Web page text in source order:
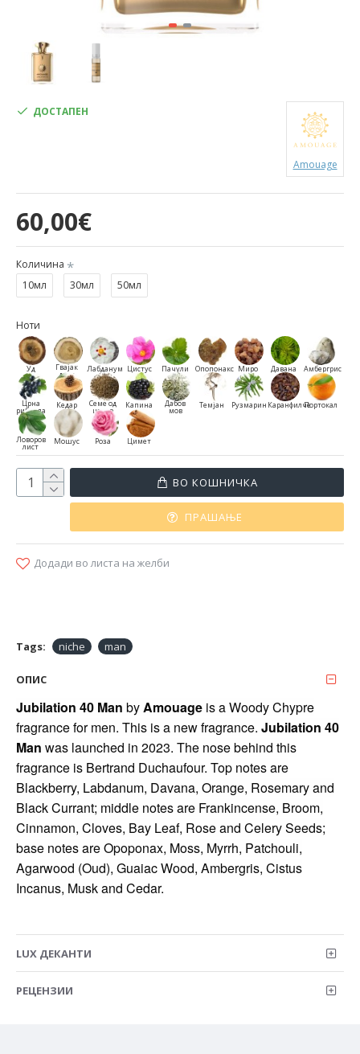
60,00€
ДОСТАПЕН
Amouage
Количина
10мл
30мл 50мл
Ноти
Уд Гвајак
дрво
Лабданум Цистус Пачули Опопонакс Миро Давана Амбергрис
Црна
рибизла
Кедар Семе од
целер
Капина Дабов
мов
Темјан Рузмарин КаранфилчеПортокал
Ловоров
лист
Мошус Роза Цимет
ВО КОШНИЧКА
ПРАШАЊЕ
Додади во листа на желби
Tags: niche man
ОПИС
Jubilation 40 Man byAmouage is a Woody Chypre
fragrance for men. This is a new fragrance. Jubilation 40
Man was launched in 2023. The nose behind this
fragrance is Bertrand Duchaufour. Top notes are
Blackberry, Labdanum, Davana, Orange, Rosemary and
Black Currant; middle notes are Frankincense, Broom,
Cinnamon, Cloves, Bay Leaf, Rose and Celery Seeds;
base notes are Opoponax, Moss, Myrrh, Patchouli,
Agarwood (Oud), Guaiac Wood, Ambergris, Cistus
Incanus, Musk and Cedar.
LUX ДЕКАНТИ
РЕЦЕНЗИИ